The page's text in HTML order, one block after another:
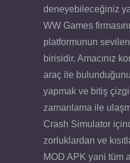
deneyebileceğiniz
WW Games
platformunun
birisidir. Amacınız
araç ile
yapmak ve bitiş
zamanlama ile
Crash Simulator
zorluklardan ve
MOD APK yani tüm